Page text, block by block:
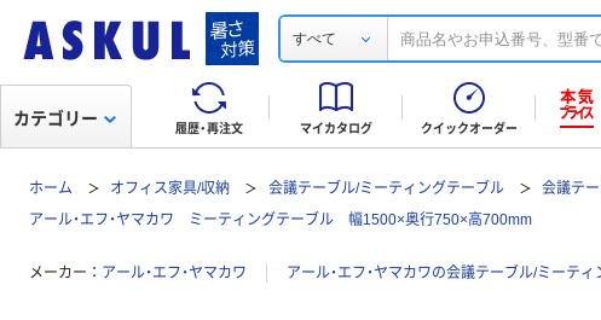
すべて
履歴・再注文 マイカタログ クイックオーダー
カテゴリー
ホーム オフィス家具/収納 会議テーブル/ミーティングテーブル 会議テ
アール・エフ・ヤマカワ ミーティングテーブル 幅1500×奥行750×高700mm
メーカー アール・エフ・ヤマカワ アール・エフ・ヤマカワの会議テーブル/ミーテ